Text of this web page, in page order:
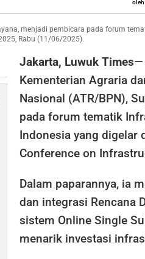
RDTR
dengan
oleh
menjadi pembicara pada forum
Rabu (11/06/2025).
Jakarta, Luwuk Times—
Kementerian Agraria
Nasional (ATR/BPN),
pada forum tematik
Indonesia yang digelar
Conference on
Dalam paparannya, ia
dan integrasi Rencana
sistem Online Single
menarik investasi